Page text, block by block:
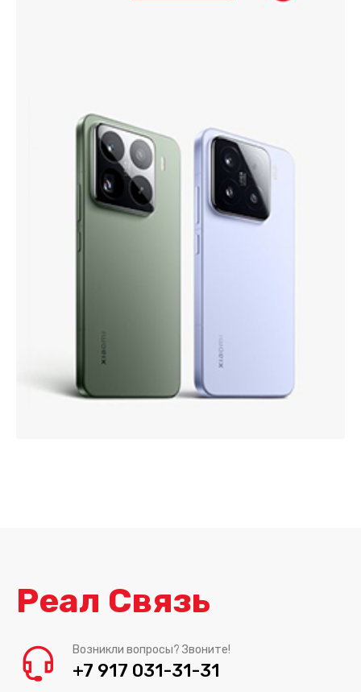
Реал Связь
Возникли вопросы? Звоните!
+7 917 031-31-31